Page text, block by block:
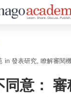
in 發表研究 瞭解審閱
同意：